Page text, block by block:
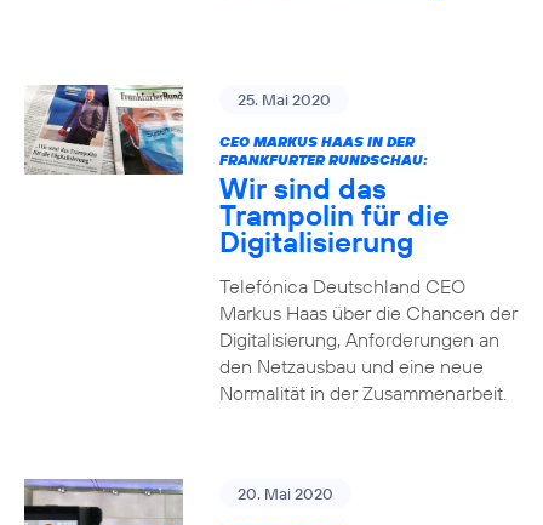
25. Mai 2020
CEO MARKUS HAAS IN DER
FRANKFURTER RUNDSCHAU:
Wir sind das
Trampolin für die
Digitalisierung
Telefónica Deutschland CEO
Markus Haas über die Chancen der
Digitalisierung, Anforderungen an
den Netzausbau und eine neue
Normalität in der Zusammenarbeit.
20. Mai 2020